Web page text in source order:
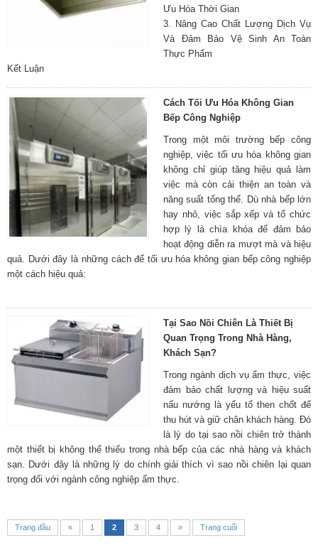
Ưu Hóa Thời Gian
3. Nâng Cao Chất Lượng Dịch Vụ
Và Đảm Bảo Vệ Sinh An Toàn
Thực Phẩm
Kết Luận
Cách Tối Ưu Hóa Không Gian
Bếp Công Nghiệp
Trong một môi trường bếp công
nghiệp, việc tối ưu hóa không gian
không chỉ giúp tăng hiệu quả làm
việc mà còn cải thiện an toàn và
năng suất tổng thể. Dù nhà bếp lớn
hay nhỏ, việc sắp xếp và tổ chức
hợp lý là chìa khóa để đảm bảo
hoạt động diễn ra mượt mà và hiệu
quả. Dưới đây là những cách để tối ưu hóa không gian bếp công nghiệp
một cách hiệu quả:
Tại Sao Nồi Chiên Là Thiết Bị
Quan Trọng Trong Nhà Hàng,
Khách Sạn?
Trong ngành dịch vụ ẩm thực, việc
đảm bảo chất lượng và hiệu suất
nấu nướng là yếu tố then chốt để
thu hút và giữ chân khách hàng. Đó
là lý do tại sao nồi chiên trở thành
một thiết bị không thể thiếu trong nhà bếp của các nhà hàng và khách
sạn. Dưới đây là những lý do chính giải thích vì sao nồi chiên lại quan
trọng đối với ngành công nghiệp ẩm thực.
Trang đầu « 1 2 3 4 » Trang cuối